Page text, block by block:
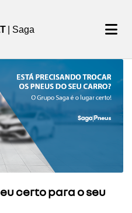
| Saga
certo para o seu